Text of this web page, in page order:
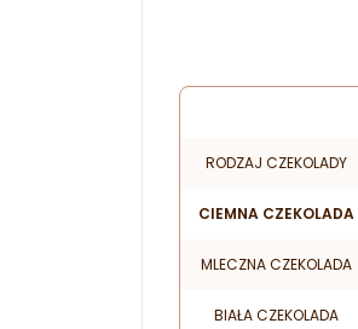
RODZAJ CZEKOLADY
CIEMNA CZEKOLADA
MLECZNA CZEKOLADA
BIAŁA CZEKOLADA